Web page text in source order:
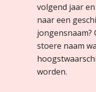
volgend jaar
naar een
jongensnaam?
stoere naam
worden.